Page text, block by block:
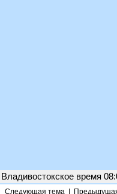
Владивостокское время
Следующая тема|